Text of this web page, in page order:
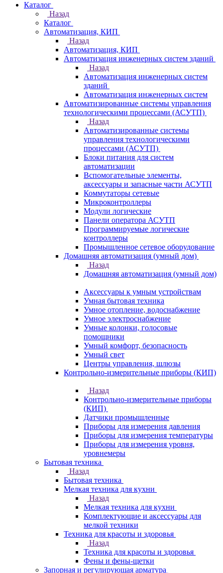
Каталог
Назад
Каталог
Автоматизация, КИП
Назад
Автоматизация, КИП
Автоматизация инженерных систем зданий
Назад
Автоматизация инженерных систем
зданий
Автоматизация инженерных систем
Автоматизированные системы управления
технологическими процессами (АСУТП)
Назад
Автоматизированные системы
управления технологическими
процессами (АСУТП)
Блоки питания для систем
автоматизации
Вспомогательные элементы,
аксессуары и запасные части АСУТП
Коммутаторы сетевые
Микроконтроллеры
Модули логические
Панели оператора АСУТП
Программируемые логические
контроллеры
Промышленное сетевое оборудование
Домашняя автоматизация (умный дом)
Назад
Домашняя автоматизация (умный дом)
Аксессуары к умным устройствам
Умная бытовая техника
Умное отопление, водоснабжение
Умное электроснабжение
Умные колонки, голосовые
помощники
Умный комфорт, безопасность
Умный свет
Центры управления, шлюзы
Контрольно-измерительные приборы (КИП)
Назад
Контрольно-измерительные приборы
(КИП)
Датчики промышленные
Приборы для измерения давления
Приборы для измерения температуры
Приборы для измерения уровня,
уровнемеры
Бытовая техника
Назад
Бытовая техника
Мелкая техника для кухни
Назад
Мелкая техника для кухни
Комплектующие и аксессуары для
мелкой техники
Техника для красоты и здоровья
Назад
Техника для красоты и здоровья
Фены и фены-щетки
Запорная и регулирующая арматура